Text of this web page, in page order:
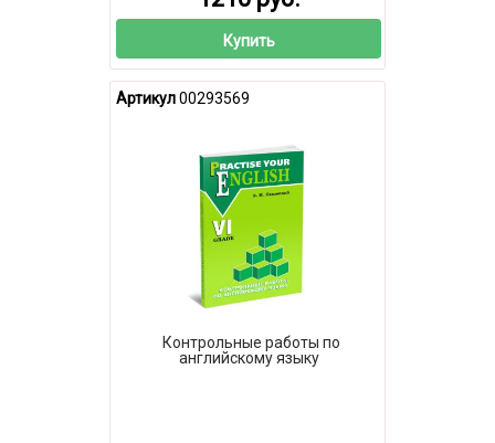
Купить
Артикул00293569
Контрольные работы по
английскому языку